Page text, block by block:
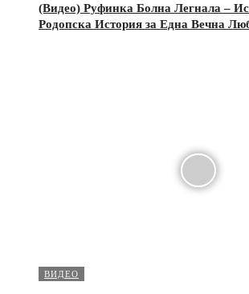
(Видео) Руфинка Болна Легнала –
Родопска История за Една Вечна
ВИДЕО